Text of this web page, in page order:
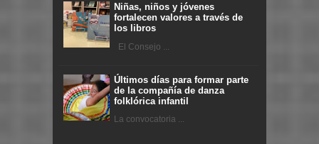
Niñas, niños y jóvenes
fortalecen valores a través de
los libros
El Consejo ...
Últimos días para formar parte
de la compañía de danza
folklórica infantil
La convocatoria ...